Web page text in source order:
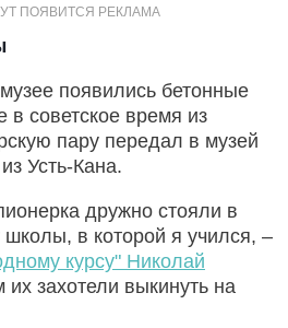
появились бетонные
советское время из
пару передал в музей
Усть-Кана.
дружно стояли в
в которой я учился, –
курсу" Николай
их захотели выкинуть на